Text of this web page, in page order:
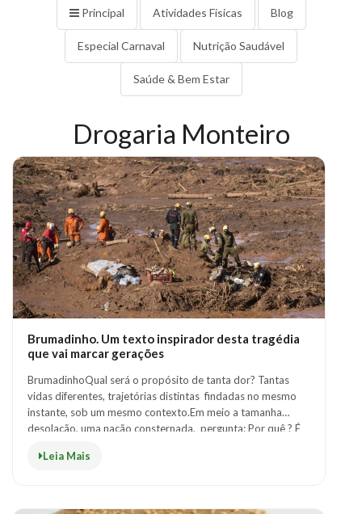
PRIVACIDADE
BLOG
CENTRAL
ATENDIMENTO
(31)
3026-
3866
Chat
WhatsApp
Envie-
nos uma
mensagem
Principal Atividades Físicas Blog
Especial Carnaval Nutrição Saudável
Saúde & Bem Estar
Drogaria Monteiro
Brumadinho. Um texto inspirador desta tragédia
que vai marcar gerações
BrumadinhoQual será o propósito de tanta dor? Tantas
vidas diferentes, trajetórias distintas findadas no mesmo
instante, sob um mesmo contexto.Em meio a tamanha
desolação, uma nação consternada, pergunta: Por quê ? É
Leia Mais